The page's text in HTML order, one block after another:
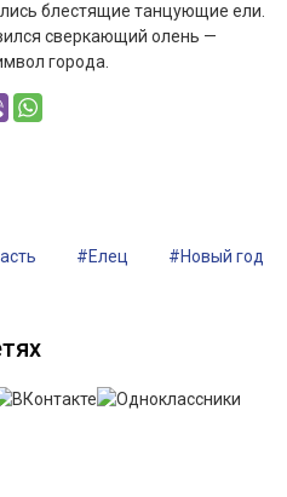
блестящие танцующие ели.
сверкающий олень —
города.
#Елец #Новый год